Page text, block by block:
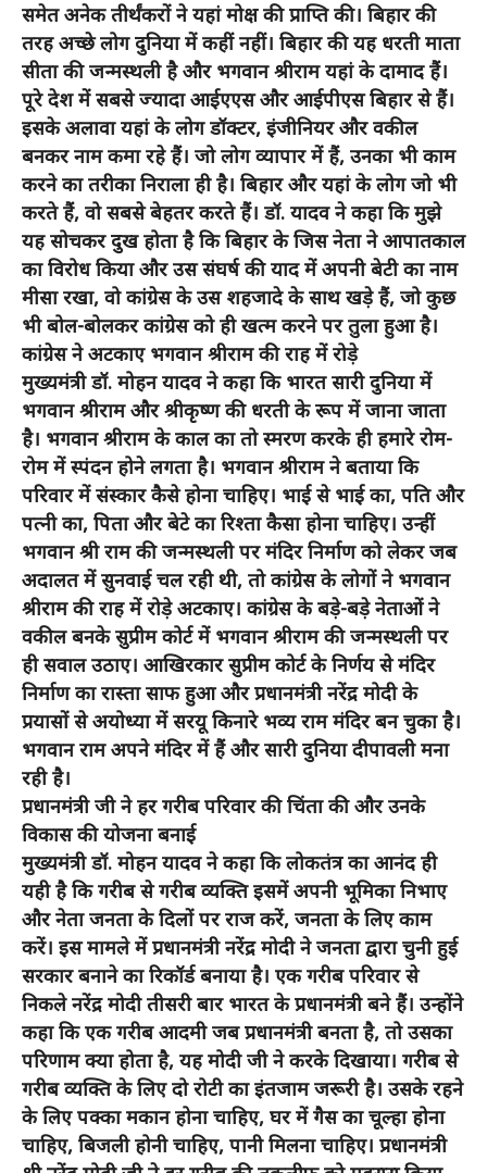
समेत अनेक तीर्थंकरों ने यहां मोक्ष की प्राप्ति की। बिहार की
तरह अच्छे लोग दुनिया में कहीं नहीं। बिहार की यह धरती माता
सीता की जन्मस्थली है और भगवान श्रीराम यहां के दामाद हैं।
पूरे देश में सबसे ज्यादा आईएएस और आईपीएस बिहार से हैं।
इसके अलावा यहां के लोग डॉक्टर, इंजीनियर और वकील
बनकर नाम कमा रहे हैं। जो लोग व्यापार में हैं, उनका भी काम
करने का तरीका निराला ही है। बिहार और यहां के लोग जो भी
करते हैं, वो सबसे बेहतर करते हैं। डॉ. यादव ने कहा कि मुझे
यह सोचकर दुख होता है कि बिहार के जिस नेता ने आपातकाल
का विरोध किया और उस संघर्ष की याद में अपनी बेटी का नाम
मीसा रखा, वो कांग्रेस के उस शहजादे के साथ खड़े हैं, जो कुछ
भी बोल-बोलकर कांग्रेस को ही खत्म करने पर तुला हुआ है।
कांग्रेस ने अटकाए भगवान श्रीराम की राह में रोड़े
मुख्यमंत्री डॉ. मोहन यादव ने कहा कि भारत सारी दुनिया में
भगवान श्रीराम और श्रीकृष्ण की धरती के रूप में जाना जाता
है। भगवान श्रीराम के काल का तो स्मरण करके ही हमारे रोम-
रोम में स्पंदन होने लगता है। भगवान श्रीराम ने बताया कि
परिवार में संस्कार कैसे होना चाहिए। भाई से भाई का, पति और
पत्नी का, पिता और बेटे का रिश्ता कैसा होना चाहिए। उन्हीं
भगवान श्री राम की जन्मस्थली पर मंदिर निर्माण को लेकर जब
अदालत में सुनवाई चल रही थी, तो कांग्रेस के लोगों ने भगवान
श्रीराम की राह में रोड़े अटकाए। कांग्रेस के बड़े-बड़े नेताओं ने
वकील बनके सुप्रीम कोर्ट में भगवान श्रीराम की जन्मस्थली पर
ही सवाल उठाए। आखिरकार सुप्रीम कोर्ट के निर्णय से मंदिर
निर्माण का रास्ता साफ हुआ और प्रधानमंत्री नरेंद्र मोदी के
प्रयासों से अयोध्या में सरयू किनारे भव्य राम मंदिर बन चुका है।
भगवान राम अपने मंदिर में हैं और सारी दुनिया दीपावली मना
रही है।
प्रधानमंत्री जी ने हर गरीब परिवार की चिंता की और उनके
विकास की योजना बनाई
मुख्यमंत्री डॉ. मोहन यादव ने कहा कि लोकतंत्र का आनंद ही
यही है कि गरीब से गरीब व्यक्ति इसमें अपनी भूमिका निभाए
और नेता जनता के दिलों पर राज करें, जनता के लिए काम
करें। इस मामले में प्रधानमंत्री नरेंद्र मोदी ने जनता द्वारा चुनी हुई
सरकार बनाने का रिकॉर्ड बनाया है। एक गरीब परिवार से
निकले नरेंद्र मोदी तीसरी बार भारत के प्रधानमंत्री बने हैं। उन्होंने
कहा कि एक गरीब आदमी जब प्रधानमंत्री बनता है, तो उसका
परिणाम क्या होता है, यह मोदी जी ने करके दिखाया। गरीब से
गरीब व्यक्ति के लिए दो रोटी का इंतजाम जरूरी है। उसके रहने
के लिए पक्का मकान होना चाहिए, घर में गैस का चूल्हा होना
चाहिए, बिजली होनी चाहिए, पानी मिलना चाहिए। प्रधानमंत्री